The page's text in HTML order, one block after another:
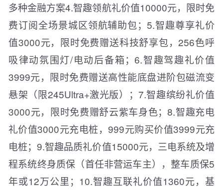
多种金融方案4.智趣领航礼价值10000元，限时免
费订阅全场景城区领航辅助包；5.智趣尊享礼价
值3000元，限时免费赠送科技舒享包，256色呼
吸律动氛围灯/电动后备箱；6.智趣驾趣礼价值
3999元，限时免费赠送高性能底盘进阶包磁流变
悬架（限245Ultra+激光版）；7.智趣缤纷礼价值
3000元，限时免费赠舒云紫车身色；8.智趣充电
礼价值3000元充电桩，999元购买价值3999元充
电桩；9.智趣品质礼价值15000元，三电系统及增
程系统终身质保（首任非营运车主），整车质保5
年或12万公里；10.智趣互联礼价值1360元，基